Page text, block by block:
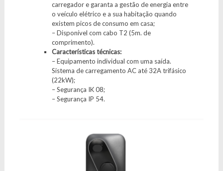
carregador e garanta a gestão de energia entre
o veículo elétrico e a sua habitação quando
existem picos de consumo em casa;
– Disponível com cabo T2 (5m. de
comprimento).
Características técnicas:
– Equipamento individual com uma saída.
Sistema de carregamento AC até 32A trifásico
(22kW);
– Segurança IK 08;
– Segurança IP 54.